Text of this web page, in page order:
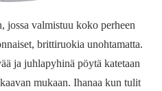
jossa valmistuu koko perheen
brittiruokia unohtamatta.
ja juhlapyhinä pöytä katetaan
mukaan. Ihanaa kun tulit